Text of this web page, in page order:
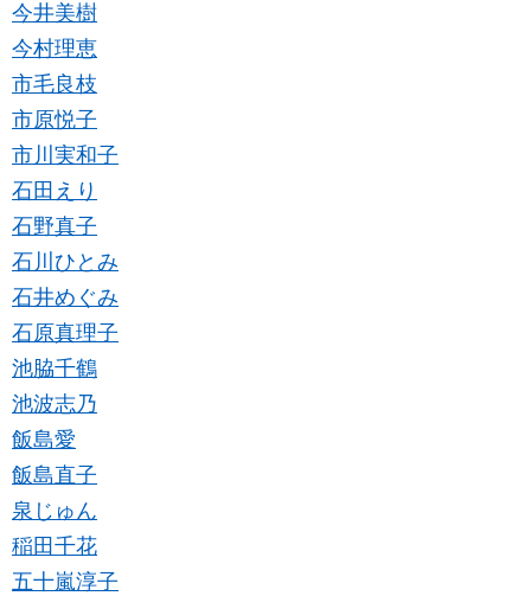
今井美樹
今村理恵
市毛良枝
市原悦子
市川実和子
石田えり
石野真子
石川ひとみ
石井めぐみ
石原真理子
池脇千鶴
池波志乃
飯島愛
飯島直子
泉じゅん
稲田千花
五十嵐淳子